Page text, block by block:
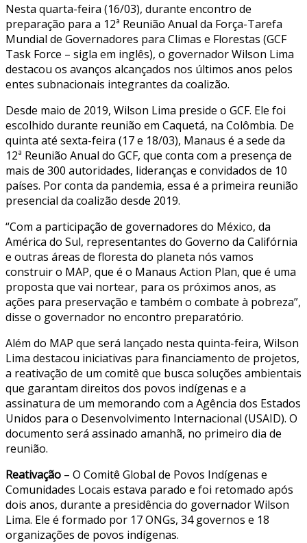
Nesta quarta-feira (16/03), durante encontro de
preparação para a 12ª Reunião Anual da Força-Tarefa
Mundial de Governadores para Climas e Florestas (GCF
Task Force – sigla em inglês), o governador Wilson Lima
destacou os avanços alcançados nos últimos anos pelos
entes subnacionais integrantes da coalizão.
Desde maio de 2019, Wilson Lima preside o GCF. Ele foi
escolhido durante reunião em Caquetá, na Colômbia. De
quinta até sexta-feira (17 e 18/03), Manaus é a sede da
12ª Reunião Anual do GCF, que conta com a presença de
mais de 300 autoridades, lideranças e convidados de 10
países. Por conta da pandemia, essa é a primeira reunião
presencial da coalizão desde 2019.
“Com a participação de governadores do México, da
América do Sul, representantes do Governo da Califórnia
e outras áreas de floresta do planeta nós vamos
construir o MAP, que é o Manaus Action Plan, que é uma
proposta que vai nortear, para os próximos anos, as
ações para preservação e também o combate à pobreza”,
disse o governador no encontro preparatório.
Além do MAP que será lançado nesta quinta-feira, Wilson
Lima destacou iniciativas para financiamento de projetos,
a reativação de um comitê que busca soluções ambientais
que garantam direitos dos povos indígenas e a
assinatura de um memorando com a Agência dos Estados
Unidos para o Desenvolvimento Internacional (USAID). O
documento será assinado amanhã, no primeiro dia de
reunião.
Reativação – O Comitê Global de Povos Indígenas e
Comunidades Locais estava parado e foi retomado após
dois anos, durante a presidência do governador Wilson
Lima. Ele é formado por 17 ONGs, 34 governos e 18
organizações de povos indígenas.